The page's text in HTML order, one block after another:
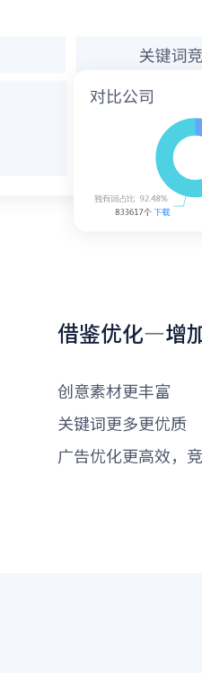
借鉴优化—增
创意素材更丰富
关键词更多更优质
广告优化更高效，